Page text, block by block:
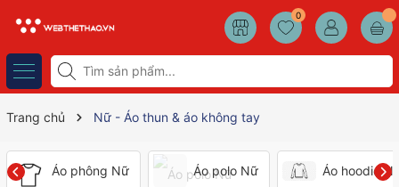
0
Trang chủ Nữ - Áo thun & áo không tay
Áo phông Nữ Áo polo Nữ Áo hoodie